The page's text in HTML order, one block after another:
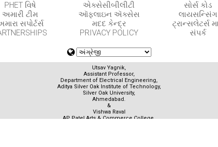
PHET વિષે
અમારી ટીમ
સપોર્ટર્સ
એક્સેસીબીલીટી
ઑફલાઇન ઍક્સેસ
મદદ કેન્દ્ર
PRIVACY POLICY
સોર્સ કોડ
લાયસન્સિંગ
ટ્રાન્સલેટર્સ
સંપર્ક
Utsav Yagnik,
Assistant Professor,
Department of Electrical Engineering,
Aditya Silver Oak Institute of Technology,
Silver Oak University,
Ahmedabad.
&
Vishwa Raval
AP Patel Arts & Commerce College,